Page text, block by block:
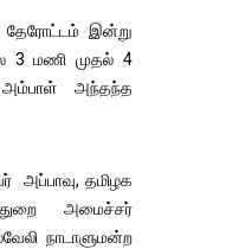
தேரோட்டம் இன்று
3 மணி முதல் 4
அம்பாள் அந்தந்த
அப்பாவு, தமிழக
அமைச்சர்
நாடாளுமன்ற